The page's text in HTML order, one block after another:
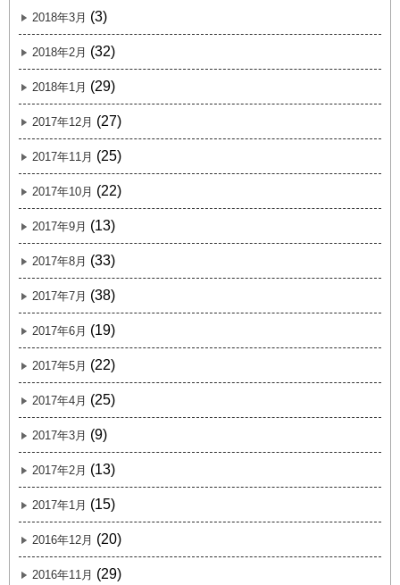
2018年3月 (3)
2018年2月 (32)
2018年1月 (29)
2017年12月 (27)
2017年11月 (25)
2017年10月 (22)
2017年9月 (13)
2017年8月 (33)
2017年7月 (38)
2017年6月 (19)
2017年5月 (22)
2017年4月 (25)
2017年3月 (9)
2017年2月 (13)
2017年1月 (15)
2016年12月 (20)
2016年11月 (29)